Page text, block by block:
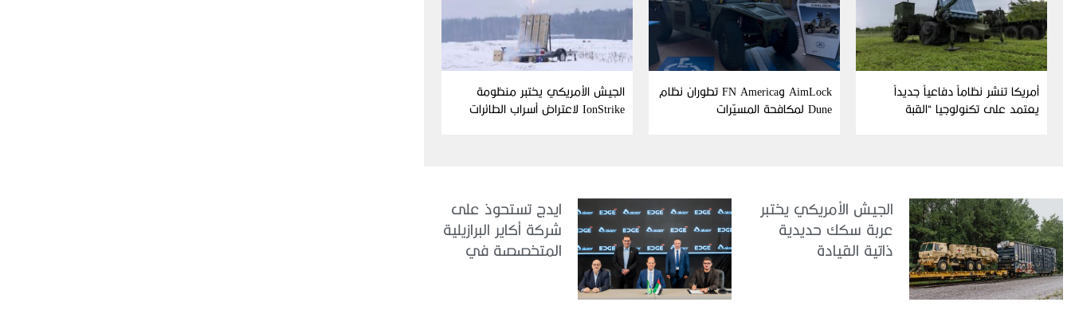
أمريكا تنشر نظاماً دفاعياً جديداً
يعتمد على تكنولوجيا “القبة
AimLock وFN America تطوران نظام
Dune لمكافحة المسيّرات
الجيش الأمريكي يختبر منظومة
IonStrike لاعتراض أسراب الطائرات
الجيش الأمريكي يختبر
عربة سكك حديدية
ذاتية القيادة
ايدج تستحوذ على
شركة أكاير البرازيلية
المتخصصة في